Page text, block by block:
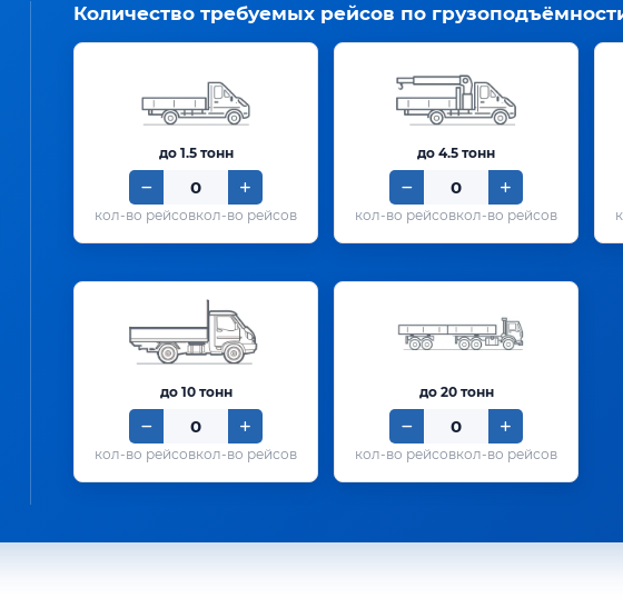
Количество требуемых рейсов по
до 1.5 тонн
кол-во рейсов
до 4.5 тонн
кол-во рейсов
до 10 тонн
кол-во рейсов
до 20 тонн
кол-во рейсов